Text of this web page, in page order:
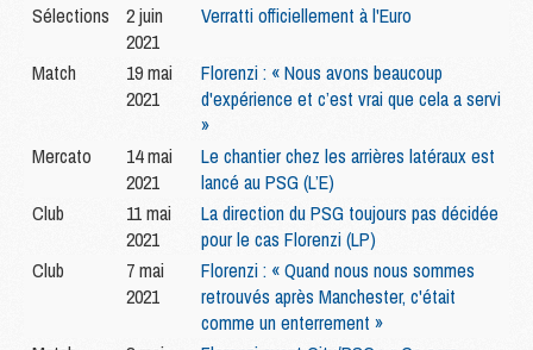
Sélections
2 juin
2021
Verratti officiellement à l'Euro
Match
19 mai
2021
Florenzi : « Nous avons beaucoup
d'expérience et c’est vrai que cela a servi
»
Mercato
14 mai
2021
Le chantier chez les arrières latéraux est
lancé au PSG (L’E)
Club
11 mai
2021
La direction du PSG toujours pas décidée
pour le cas Florenzi (LP)
Club
7 mai
2021
Florenzi : « Quand nous nous sommes
retrouvés après Manchester, c'était
comme un enterrement »